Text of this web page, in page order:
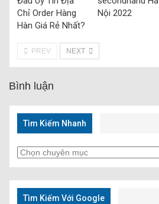
Chỉ Order Hàng
Hàn Giá Rẻ Nhất?
Nội 2022
PREV NEXT
Bình luận
Tìm Kiếm Nhanh
Tìm
Kiếm
Nhanh
Tìm Kiếm Với Google